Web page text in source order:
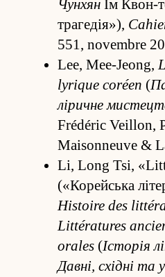
ЧунхянІм Квон-
трагедія»),
551, novembre
Lee, Mee-Jeong,
lyrique coréen (
ліричне
Frédéric Veillon,
Maisonneuve &
Li, Long Tsi,
(«Корейська
Histoire des
Littératures
orales(Історія
Давні, східні та